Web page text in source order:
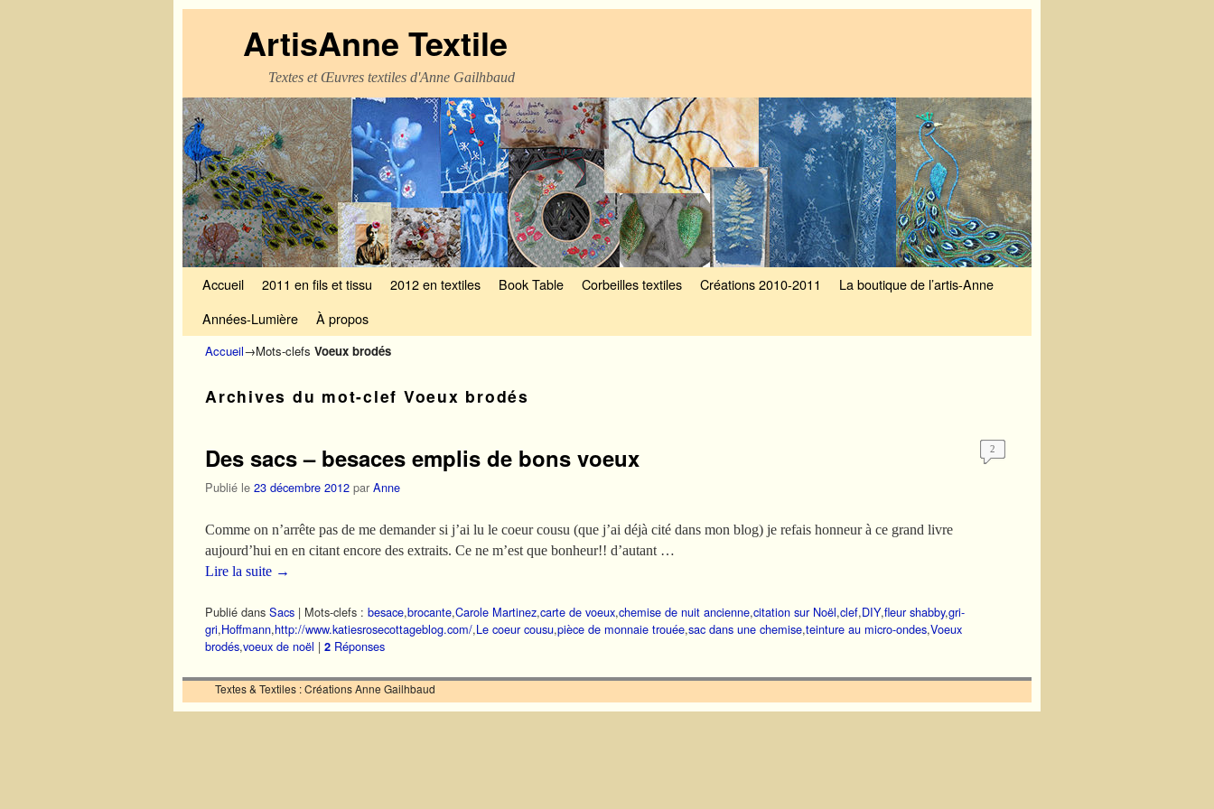
ArtisAnne Textile
Textes et Œuvres textiles d'Anne Gailhbaud
Accueil 2011 en fils et tissu 2012 en textiles Book Table Corbeilles textiles Créations 2010-2011
La boutique de l’artis-Anne
Années-Lumière
À propos
Accueil→Mots-clefs Voeux brodés
Archives du mot-clef Voeux brodés
Des sacs – besaces emplis de bons voeux
Publié le 23 décembre 2012 par Anne
2
Comme on n’arrête pas de me demander si j’ai lu le coeur cousu (que j’ai déjà cité dans mon blog) je refais honneur à ce grand livre
aujourd’hui en en citant encore des extraits. Ce ne m’est que bonheur!! d’autant …
Lire la suite →
Publié dans Sacs | Mots-clefs : besace,brocante,Carole Martinez,carte de voeux,chemise de nuit ancienne,citation sur Noël,clef,DIY,fleur shabby,gri-
gri,Hoffmann,http://www.katiesrosecottageblog.com/,Le coeur cousu,pièce de monnaie trouée,sac dans une chemise,teinture au micro-ondes,Voeux
brodés,voeux de noël | 2 Réponses
Textes & Textiles : Créations Anne Gailhbaud